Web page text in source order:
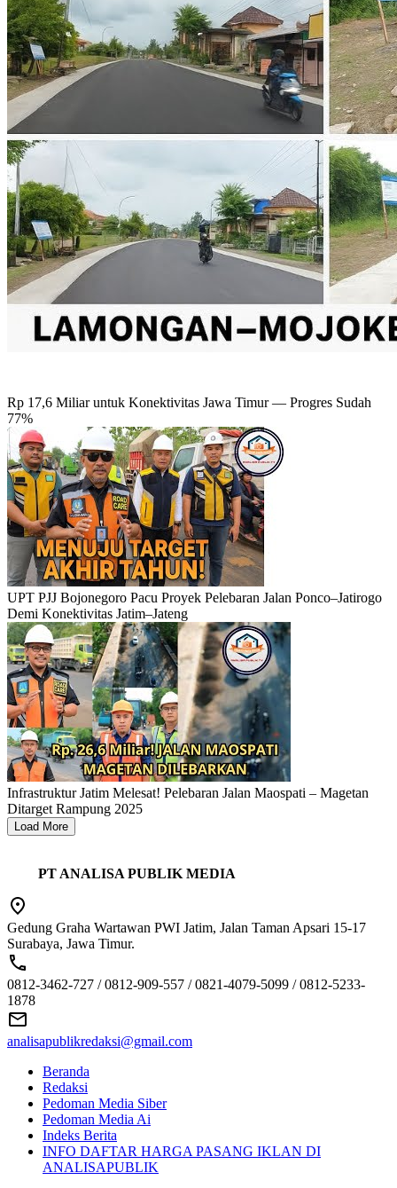
Rp 17,6 Miliar untuk Konektivitas Jawa Timur — Progres Sudah
77%
UPT PJJ Bojonegoro Pacu Proyek Pelebaran Jalan Ponco–Jatirogo
Demi Konektivitas Jatim–Jateng
Infrastruktur Jatim Melesat! Pelebaran Jalan Maospati – Magetan
Ditarget Rampung 2025
Load More
PT ANALISA PUBLIK MEDIA
Gedung Graha Wartawan PWI Jatim, Jalan Taman Apsari 15-17
Surabaya, Jawa Timur.
0812-3462-727 / 0812-909-557 / 0821-4079-5099 / 0812-5233-
1878
analisapublikredaksi@gmail.com
Beranda
Redaksi
Pedoman Media Siber
Pedoman Media Ai
Indeks Berita
INFO DAFTAR HARGA PASANG IKLAN DI
ANALISAPUBLIK